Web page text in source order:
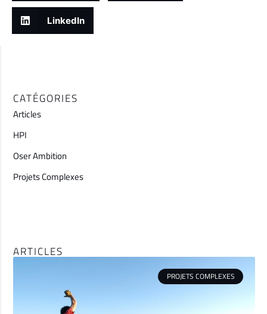
LinkedIn
CATÉGORIES
Articles
HPI
Oser Ambition
Projets Complexes
ARTICLES
PROJETS COMPLEXES